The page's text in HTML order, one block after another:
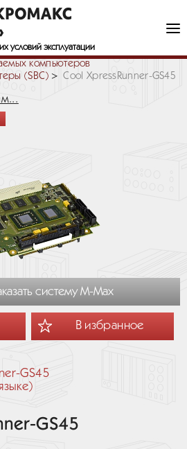
условий эксплуатации
компьютеров
(SBC)
Cool XpressRunner-GS45
систему М-Мах
В избранное
GS45
GS45